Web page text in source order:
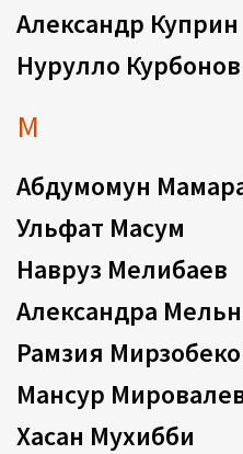
Александр Куприн
Нурулло Курбонов
М
Абдумомун
Ульфат Масум
Навруз Мелибаев
Александра
Рамзия
Мансур
Хасан Мухибби